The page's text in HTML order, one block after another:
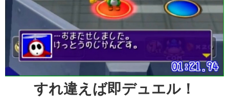
すれ違えば即デュエル！